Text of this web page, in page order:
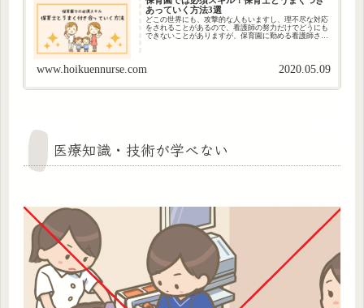
あっていく方法3選
どこの世界にも、攻撃的な人もいますし、理不尽な対応
をされることがあるので、看護師の努力だけでどうにも
できないことがありますが、保育園に勤める看護師さん
www.hoikuennurse.com 2020.05.09
医療知識・技術が学べない